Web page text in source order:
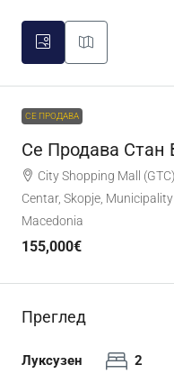
СЕ ПРОДАВА
Се Продава Стан
City Shopping Mall
Centar, Skopje,
Macedonia
155,000€
Преглед
Луксузен
2